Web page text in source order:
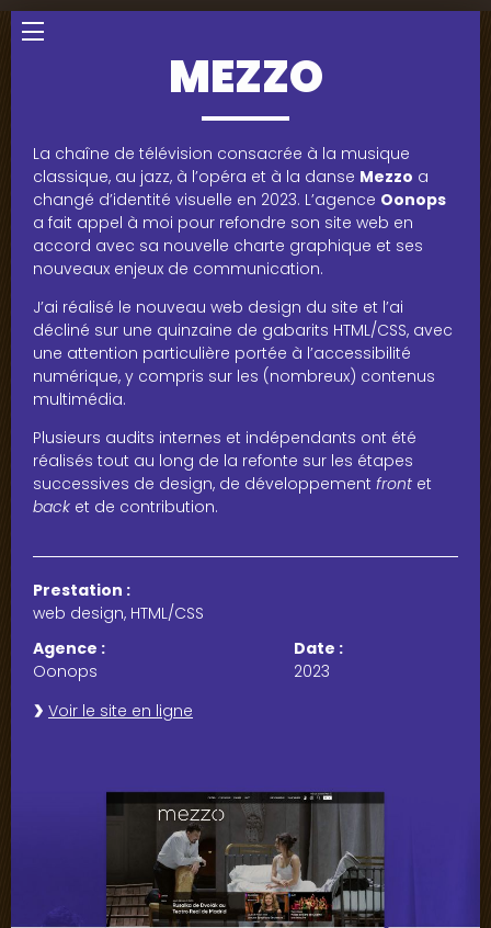
MEZZO
La chaîne de télévision consacrée à la musique
classique, au jazz, à l’opéra et à la danse Mezzo a
changé d’identité visuelle en 2023. L’agence Oonops
a fait appel à moi pour refondre son site web en
accord avec sa nouvelle charte graphique et ses
nouveaux enjeux de communication.
J’ai réalisé le nouveau web design du site et l’ai
décliné sur une quinzaine de gabarits HTML/CSS, avec
une attention particulière portée à l’accessibilité
numérique, y compris sur les (nombreux) contenus
multimédia.
Plusieurs audits internes et indépendants ont été
réalisés tout au long de la refonte sur les étapes
successives de design, de développement front et
back et de contribution.
Prestation :
web design, HTML/CSS
Agence :
Oonops
Date :
2023
Voir le site en ligne